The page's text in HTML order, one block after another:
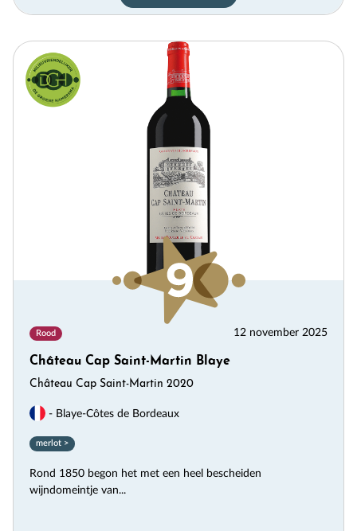
Rood 12 november 2025
Château Cap Saint-Martin Blaye
Château Cap Saint-Martin 2020
- Blaye-Côtes de Bordeaux
merlot >
Rond 1850 begon het met een heel bescheiden
wijndomeintje van...